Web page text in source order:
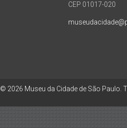
CEP 01017-020
© 2026 Museu da Cidade de São Paulo.